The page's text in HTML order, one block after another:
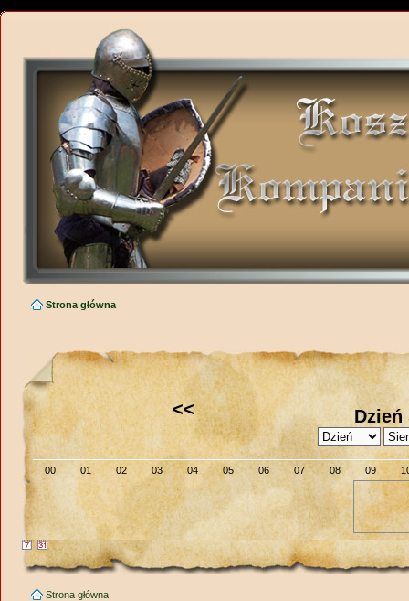
Strona główna
<< Dzień
00 01 02 03 04 05 06 07 08 09
Strona główna